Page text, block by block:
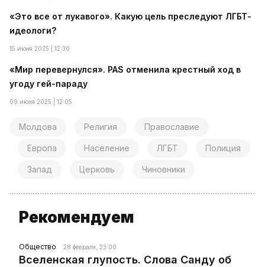
«Это все от лукавого». Какую цель преследуют ЛГБТ-
идеологи?
15 июня 2025 | 12:30
«Мир перевернулся». PAS отменила крестный ход в
угоду гей-параду
09 июня 2025 | 12:05
Молдова Религия Православие
Европа Население ЛГБТ Полиция
Запад Церковь Чиновники
Рекомендуем
Общество 28 февраля, 23:00
Вселенская глупость. Слова Санду об